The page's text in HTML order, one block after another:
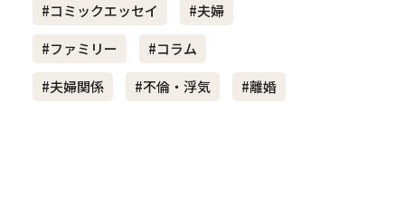
夫婦 #産休
#コミックエッセイ
#夫婦
#ファミリー
#コラム
#夫婦関係
#不倫・浮気 #離婚